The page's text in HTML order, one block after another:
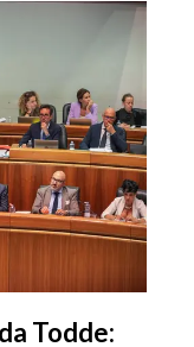
Todde: